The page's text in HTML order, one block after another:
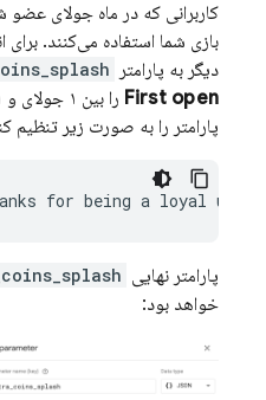
کاربرانی که در ماه جولای عضو
بازی شما استفاده می‌کنند. برای
دیگر به پارامتر
First open
پارامتر را به صورت زیر تنظیم
پارامتر نهایی
خواهد بود: